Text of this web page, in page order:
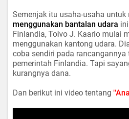
Semenjak itu usaha-usaha untuk
menggunakan bantalan udara
Finlandia, Toivo J. Kaario mulai
menggunakan kantong udara.
coba sendiri pada
pemerintah Finlandia. Tapi
kurangnya dana.
Dan berikut ini video tentang